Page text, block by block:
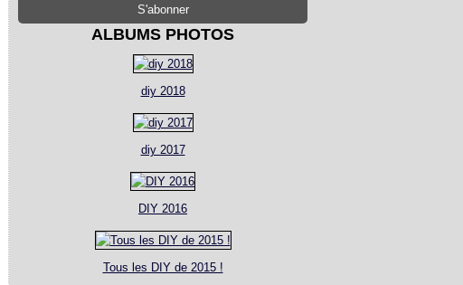
ALBUMS PHOTOS
diy 2018
diy 2017
DIY 2016
Tous les DIY de 2015 !